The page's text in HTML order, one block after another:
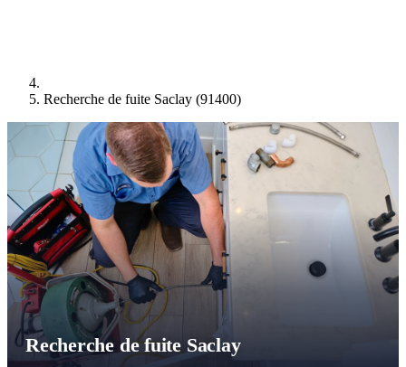
Recherche de fuite Saclay (91400)
Recherche de fuite Saclay